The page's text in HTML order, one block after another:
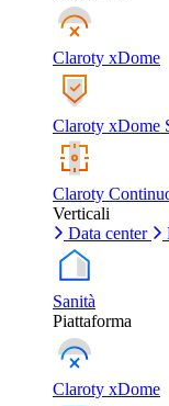
Claroty xDome
Claroty xDome
Claroty
Verticali
Data center
Sanità
Piattaforma
Claroty xDome